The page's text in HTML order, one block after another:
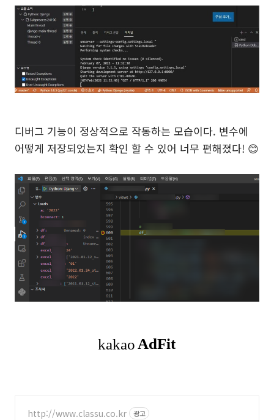
디버그 기능이 정상적으로 작동하는 모습이다. 변수에
어떻게 저장되었는지 확인 할 수 있어 너무 편해졌다! 😊
http://www.classu.co.kr 광고